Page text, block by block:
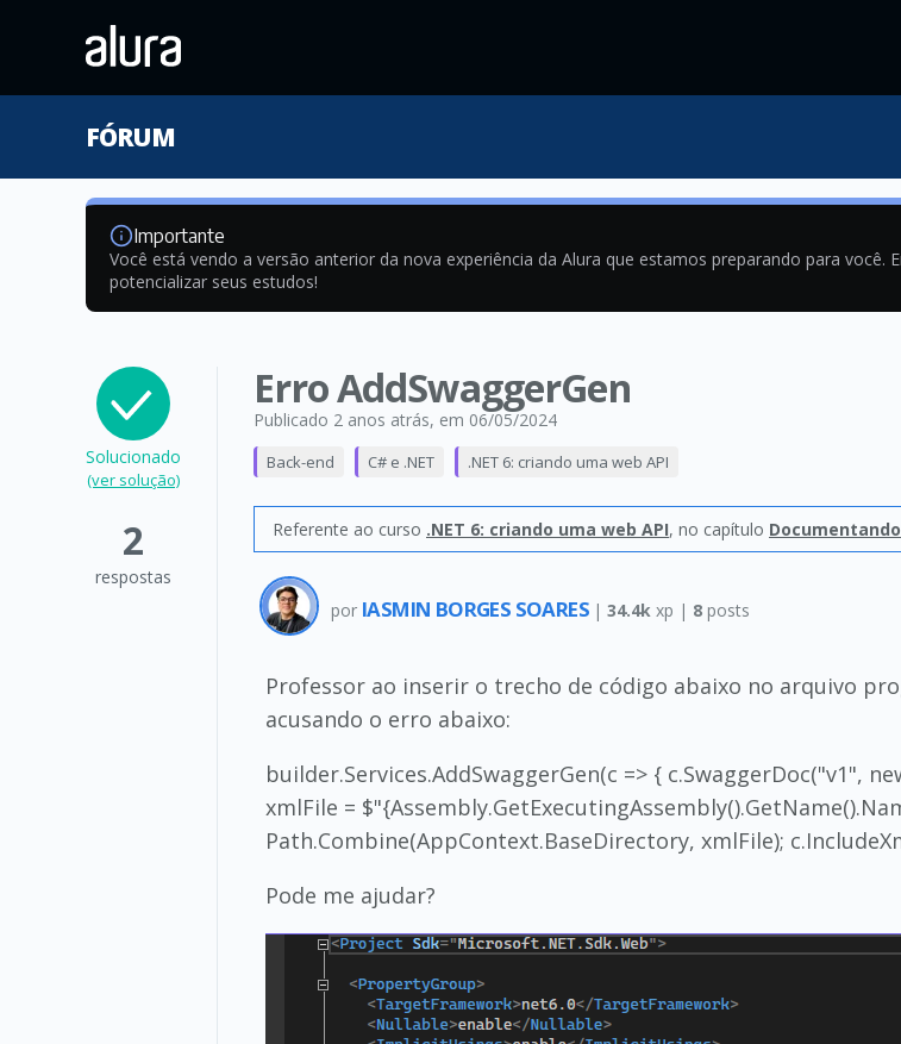
FÓRUM
Importante
Você está vendo a versão anterior da nova experiência da Alura que estamos preparando para
potencializar seus estudos!
Solucionado
(ver solução)
2
respostas
Erro AddSwaggerGen
Publicado 2 anos atrás, em 06/05/2024
Back-end C# e .NET .NET 6: criando uma web API
Referente ao curso .NET 6: criando uma web API, no capítulo
por IASMIN BORGES SOARES |34.4k xp | 8 posts
Professor ao inserir o trecho de código abaixo no arquivo
acusando o erro abaixo:
builder.Services.AddSwaggerGen(c => { c.SwaggerDoc("v1",
xmlFile =
Path.Combine(AppContext.BaseDirectory, xmlFile);
Pode me ajudar?